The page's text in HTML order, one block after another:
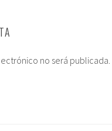
no será publicada.